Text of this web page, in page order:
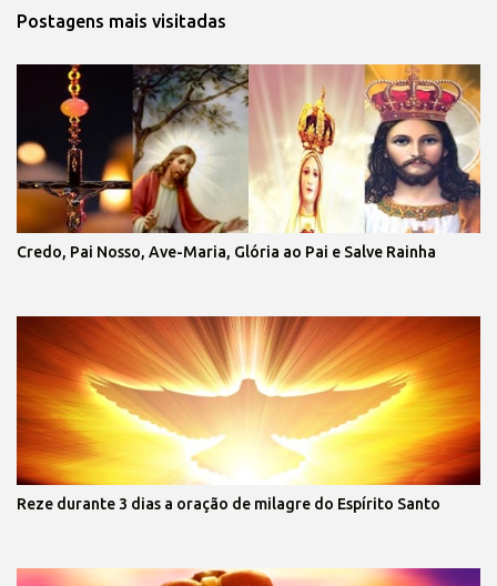
Postagens mais visitadas
Credo, Pai Nosso, Ave-Maria, Glória ao Pai e Salve Rainha
Reze durante 3 dias a oração de milagre do Espírito Santo